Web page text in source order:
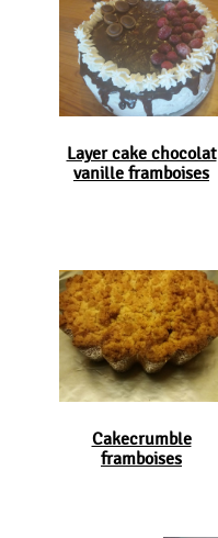
Layer cake chocolat
vanille framboises
Cakecrumble
framboises